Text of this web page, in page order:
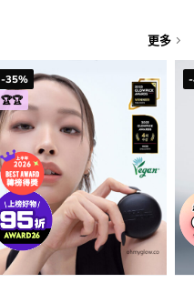
更多
-35%
🏆🏆